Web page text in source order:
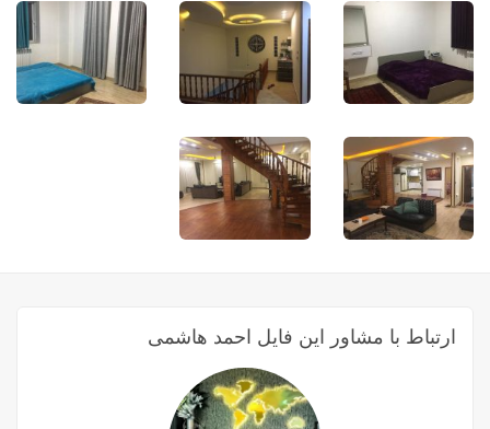
ارتباط با مشاور این فایل احمد هاشمی